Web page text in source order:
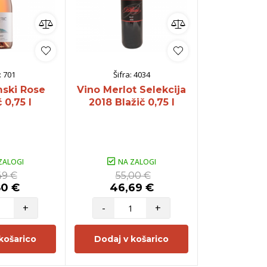
701
Rose
l
€
€
+
Šifra: 4034
Vino Merlot Selekcija
2018 Blažič 0,75 l
NA ZALOGI
55,00 €
46,69 €
-
+
Dodaj v košarico